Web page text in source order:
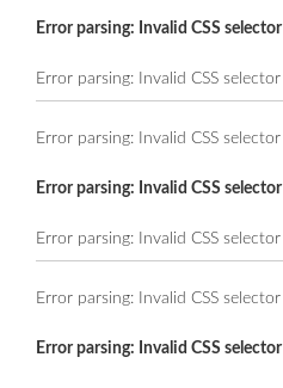
Error parsing: Invalid CSS selector
Error parsing: Invalid CSS selector
Error parsing: Invalid CSS selector
Error parsing: Invalid CSS selector
Error parsing: Invalid CSS selector
Error parsing: Invalid CSS selector
Error parsing: Invalid CSS selector